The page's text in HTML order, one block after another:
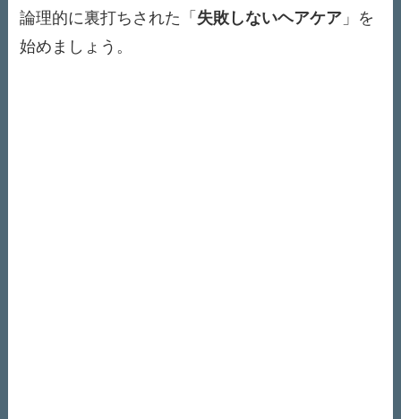
論理的に裏打ちされた「 失敗しないヘアケア 」を
始めましょう。